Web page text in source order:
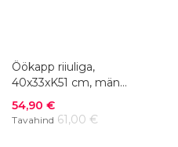
Öökapp riiuliga,
40x33xK51 cm, mänd,
värvivalik
Soodushind
54,90 €
Tavahind 61,00 €